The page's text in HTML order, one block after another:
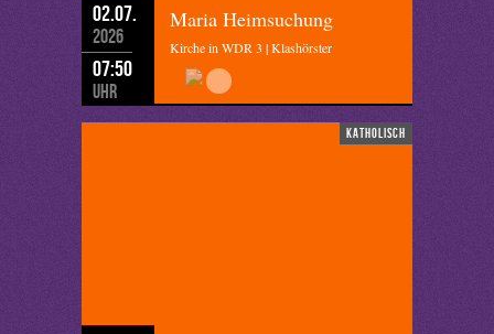
02.07.
2026
07:50
Uhr
Maria Heimsuchung
Kirche in WDR 3 | Klashörster
katholisch